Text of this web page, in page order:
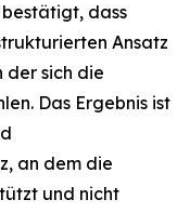
bestätigt, dass
Ansatz
der sich die
Das Ergebnis ist
an dem die
und nicht